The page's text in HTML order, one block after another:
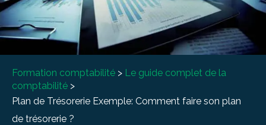
À propos
Formation comptabilité > Le guide complet de la
comptabilité >
Plan de Trésorerie Exemple: Comment faire son plan
de trésorerie ?